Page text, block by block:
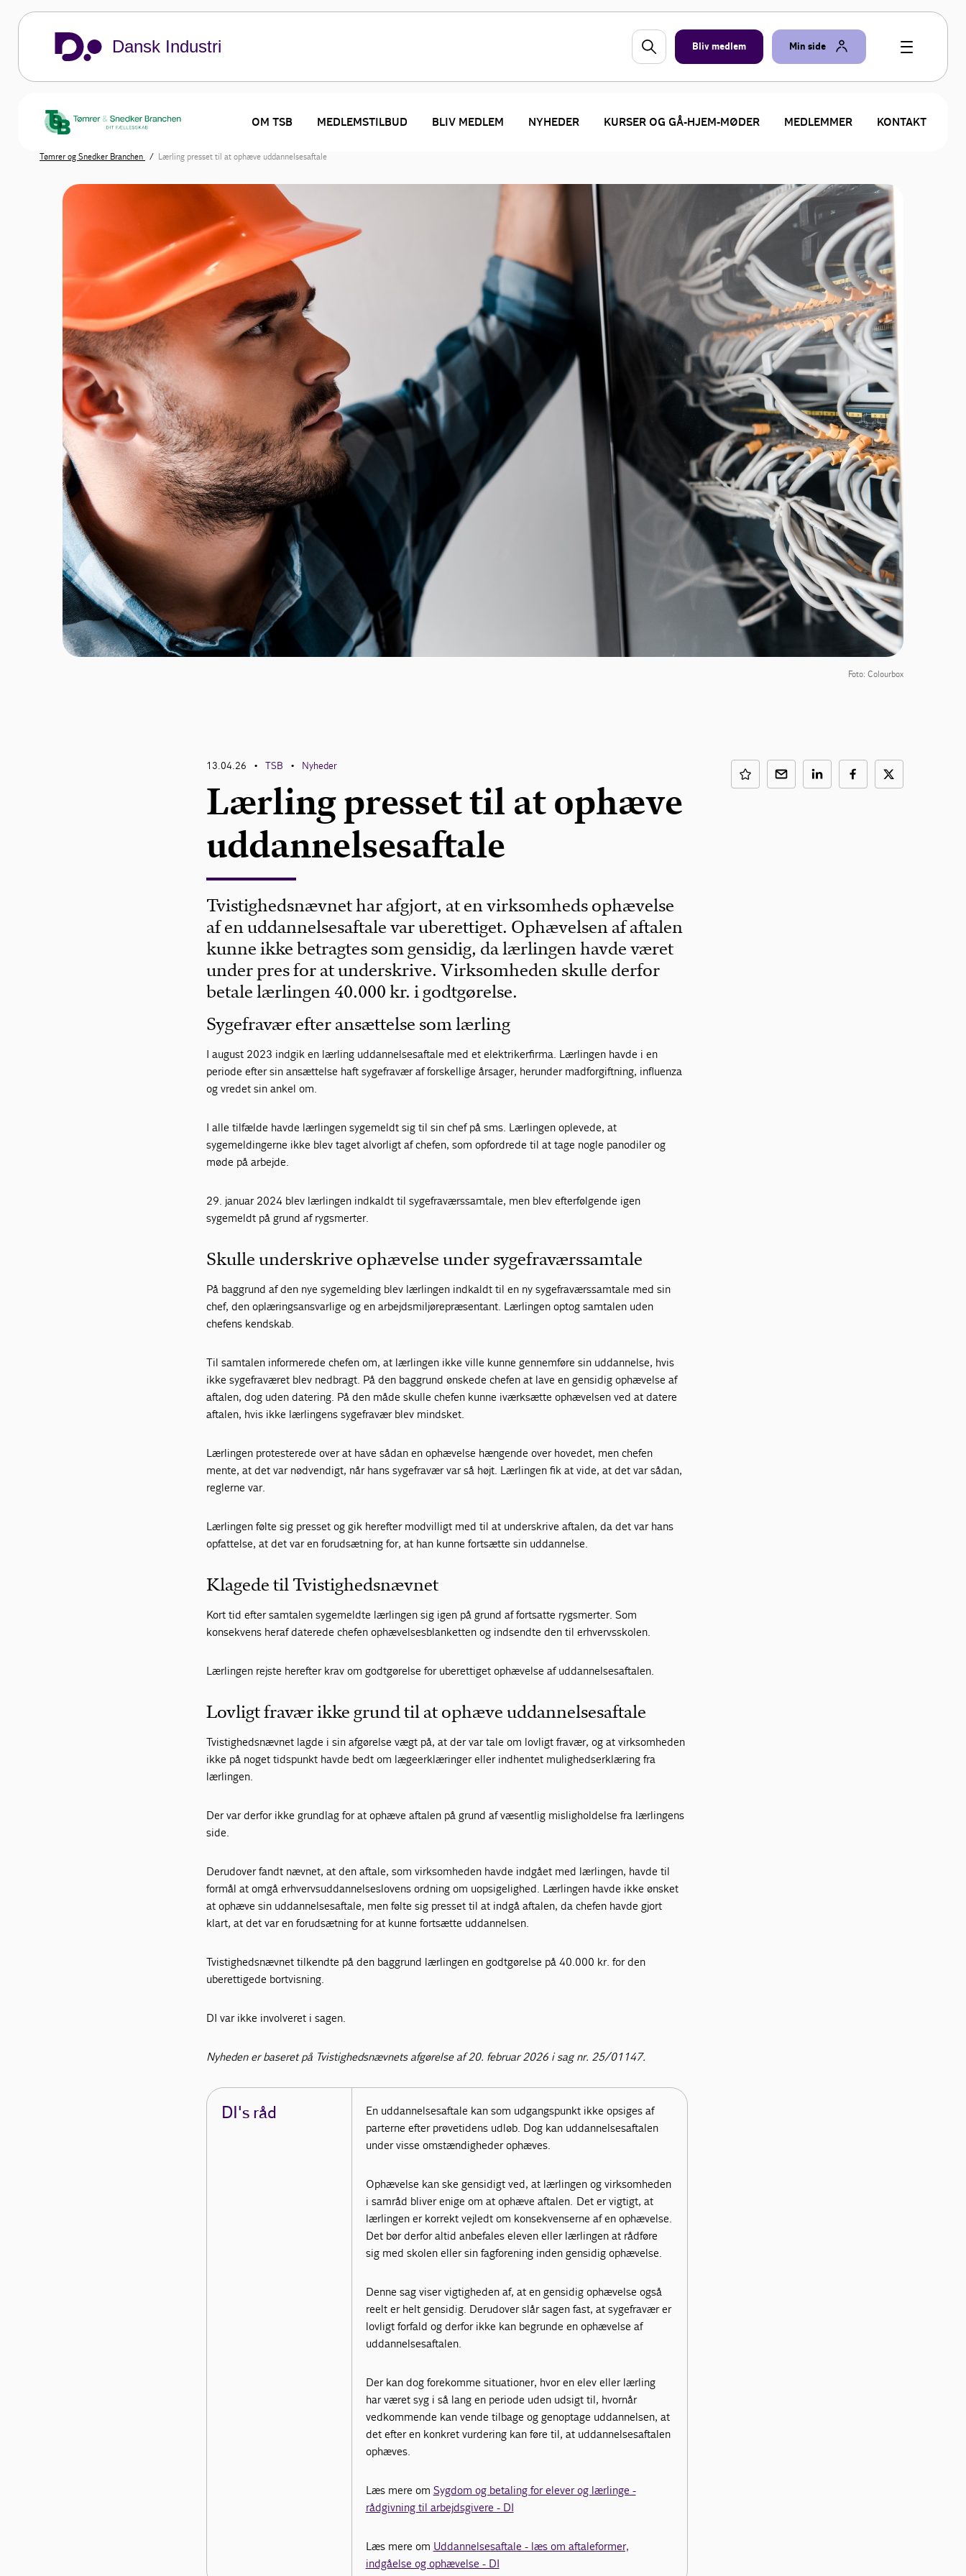
Dansk Industri Bliv medlem Min side
OM TSB MEDLEMSTILBUD BLIV MEDLEM NYHEDER KURSER OG GÅ-HJEM-MØDER MEDLEMMER KONTAKT
Tømrer og Snedker Branchen Lærling presset til at ophæve uddannelsesaftale
Foto: Colourbox
13.04.26 • TSB • Nyheder
Lærling presset til at ophæve
uddannelsesaftale
Tvistighedsnævnet har afgjort, at en virksomheds ophævelse
af en uddannelsesaftale var uberettiget. Ophævelsen af aftalen
kunne ikke betragtes som gensidig, da lærlingen havde været
under pres for at underskrive. Virksomheden skulle derfor
betale lærlingen 40.000 kr. i godtgørelse.
Sygefravær efter ansættelse som lærling
I august 2023 indgik en lærling uddannelsesaftale med et elektrikerfirma. Lærlingen havde i en
periode efter sin ansættelse haft sygefravær af forskellige årsager, herunder madforgiftning, influenza
og vredet sin ankel om.
I alle tilfælde havde lærlingen sygemeldt sig til sin chef på sms. Lærlingen oplevede, at
sygemeldingerne ikke blev taget alvorligt af chefen, som opfordrede til at tage nogle panodiler og
møde på arbejde.
29. januar 2024 blev lærlingen indkaldt til sygefraværssamtale, men blev efterfølgende igen
sygemeldt på grund af rygsmerter.
Skulle underskrive ophævelse under sygefraværssamtale
På baggrund af den nye sygemelding blev lærlingen indkaldt til en ny sygefraværssamtale med sin
chef, den oplæringsansvarlige og en arbejdsmiljørepræsentant. Lærlingen optog samtalen uden
chefens kendskab.
Til samtalen informerede chefen om, at lærlingen ikke ville kunne gennemføre sin uddannelse, hvis
ikke sygefraværet blev nedbragt. På den baggrund ønskede chefen at lave en gensidig ophævelse af
aftalen, dog uden datering. På den måde skulle chefen kunne iværksætte ophævelsen ved at datere
aftalen, hvis ikke lærlingens sygefravær blev mindsket.
Lærlingen protesterede over at have sådan en ophævelse hængende over hovedet, men chefen
mente, at det var nødvendigt, når hans sygefravær var så højt. Lærlingen fik at vide, at det var sådan,
reglerne var.
Lærlingen følte sig presset og gik herefter modvilligt med til at underskrive aftalen, da det var hans
opfattelse, at det var en forudsætning for, at han kunne fortsætte sin uddannelse.
Klagede til Tvistighedsnævnet
Kort tid efter samtalen sygemeldte lærlingen sig igen på grund af fortsatte rygsmerter. Som
konsekvens heraf daterede chefen ophævelsesblanketten og indsendte den til erhvervsskolen.
Lærlingen rejste herefter krav om godtgørelse for uberettiget ophævelse af uddannelsesaftalen.
Lovligt fravær ikke grund til at ophæve uddannelsesaftale
Tvistighedsnævnet lagde i sin afgørelse vægt på, at der var tale om lovligt fravær, og at virksomheden
ikke på noget tidspunkt havde bedt om lægeerklæringer eller indhentet mulighedserklæring fra
lærlingen.
Der var derfor ikke grundlag for at ophæve aftalen på grund af væsentlig misligholdelse fra lærlingens
side.
Derudover fandt nævnet, at den aftale, som virksomheden havde indgået med lærlingen, havde til
formål at omgå erhvervsuddannelseslovens ordning om uopsigelighed. Lærlingen havde ikke ønsket
at ophæve sin uddannelsesaftale, men følte sig presset til at indgå aftalen, da chefen havde gjort
klart, at det var en forudsætning for at kunne fortsætte uddannelsen.
Tvistighedsnævnet tilkendte på den baggrund lærlingen en godtgørelse på 40.000 kr. for den
uberettigede bortvisning.
DI var ikke involveret i sagen.
Nyheden er baseret på Tvistighedsnævnets afgørelse af 20. februar 2026 i sag nr. 25/01147.
DI's råd
En uddannelsesaftale kan som udgangspunkt ikke opsiges af
parterne efter prøvetidens udløb. Dog kan uddannelsesaftalen
under visse omstændigheder ophæves.
Ophævelse kan ske gensidigt ved, at lærlingen og virksomheden
i samråd bliver enige om at ophæve aftalen. Det er vigtigt, at
lærlingen er korrekt vejledt om konsekvenserne af en ophævelse.
Det bør derfor altid anbefales eleven eller lærlingen at rådføre
sig med skolen eller sin fagforening inden gensidig ophævelse.
Denne sag viser vigtigheden af, at en gensidig ophævelse også
reelt er helt gensidig. Derudover slår sagen fast, at sygefravær er
lovligt forfald og derfor ikke kan begrunde en ophævelse af
uddannelsesaftalen.
Der kan dog forekomme situationer, hvor en elev eller lærling
har været syg i så lang en periode uden udsigt til, hvornår
vedkommende kan vende tilbage og genoptage uddannelsen, at
det efter en konkret vurdering kan føre til, at uddannelsesaftalen
ophæves.
Læs mere om Sygdom og betaling for elever og lærlinge -
rådgivning til arbejdsgivere - DI
Læs mere om Uddannelsesaftale - læs om aftaleformer,
indgåelse og ophævelse - DI